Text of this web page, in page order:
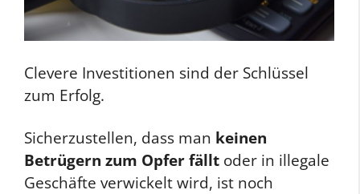
Clevere Investitionen sind der Schlüssel
zum Erfolg.
Sicherzustellen, dass man keinen
Betrügern zum Opfer fällt oder in illegale
Geschäfte verwickelt wird, ist noch